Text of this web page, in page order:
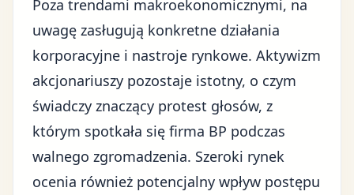
Poza trendami makroekonomicznymi, na
uwagę zasługują konkretne działania
korporacyjne i nastroje rynkowe. Aktywizm
akcjonariuszy pozostaje istotny, o czym
świadczy znaczący protest głosów, z
którym spotkała się firma BP podczas
walnego zgromadzenia. Szeroki rynek
ocenia również potencjalny wpływ postępu